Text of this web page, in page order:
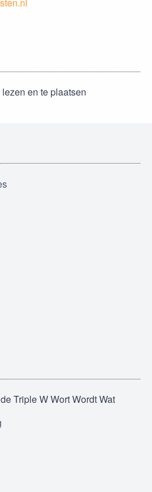
en te plaatsen
Triple W Wort Wordt Wat